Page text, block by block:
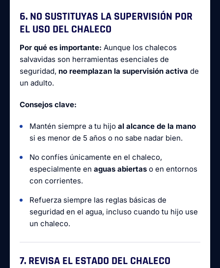
6. NO SUSTITUYAS LA SUPERVISIÓN POR
EL USO DEL CHALECO
Por qué es importante: Aunque los chalecos
salvavidas son herramientas esenciales de
seguridad, no reemplazan la supervisión activa de
un adulto.
Consejos clave:
Mantén siempre a tu hijo al alcance de la mano
si es menor de 5 años o no sabe nadar bien.
No confíes únicamente en el chaleco,
especialmente en aguas abiertas o en entornos
con corrientes.
Refuerza siempre las reglas básicas de
seguridad en el agua, incluso cuando tu hijo use
un chaleco.
7. REVISA EL ESTADO DEL CHALECO